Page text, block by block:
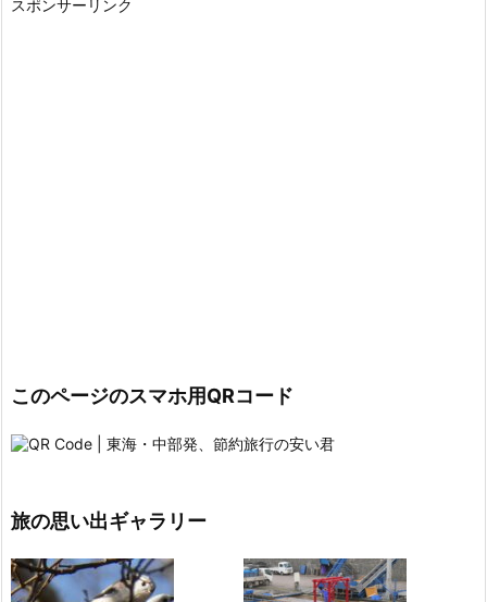
スポンサーリンク
このページのスマホ用QRコード
旅の思い出ギャラリー